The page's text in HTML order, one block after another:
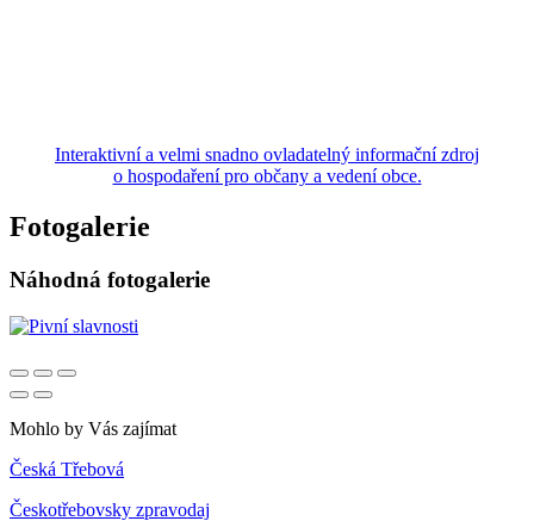
Interaktivní a velmi snadno ovladatelný informační zdroj
o hospodaření pro občany a vedení obce.
Fotogalerie
Náhodná fotogalerie
Mohlo by Vás zajímat
Česká Třebová
Českotřebovsky zpravodaj